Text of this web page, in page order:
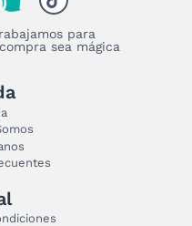
para
sea mágica